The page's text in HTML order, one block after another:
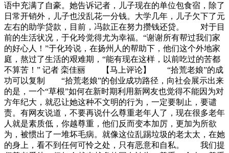
语中充满了自豪。她告诉记者，儿子现在的单位包食宿，除了
日常开销外，儿子也没乱花一分钱。大学几年，儿子欠下了元
左右的助学贷款，目前，冯款正在努力攒钱还贷。 对于目
前的生活状况，于化玲觉得尤为幸福。“谢谢所有帮过我们家
的好心人！”于化玲说，在扬州人的帮助下，他们这个外地家
庭，熬过了生活的艰难期，“能有现在这样，以前吃过的苦都
不算苦！” 记者 栾佳丽 【马上评论】 “拾荒老娘”的成
功可以复制 “拾荒老娘”的创业成功路径，向社会展示出来
的是，一个“草根”如何在新时期利用新网友也觉得不能因为对
方年纪大，就忍让她这种不文明的行为，一定要制止，要谴
责。有网友说道，不要再说什么尊重老年人了，现在很多老年
人就是素质低，你越尊重，他们反而变本加厉，更加为所欲
为，被惯出了一堆坏毛病。就像这位乱踢垃圾的老太太，在她
的身上，看不到任何可怜之处，只有恶意和自私。 我们提